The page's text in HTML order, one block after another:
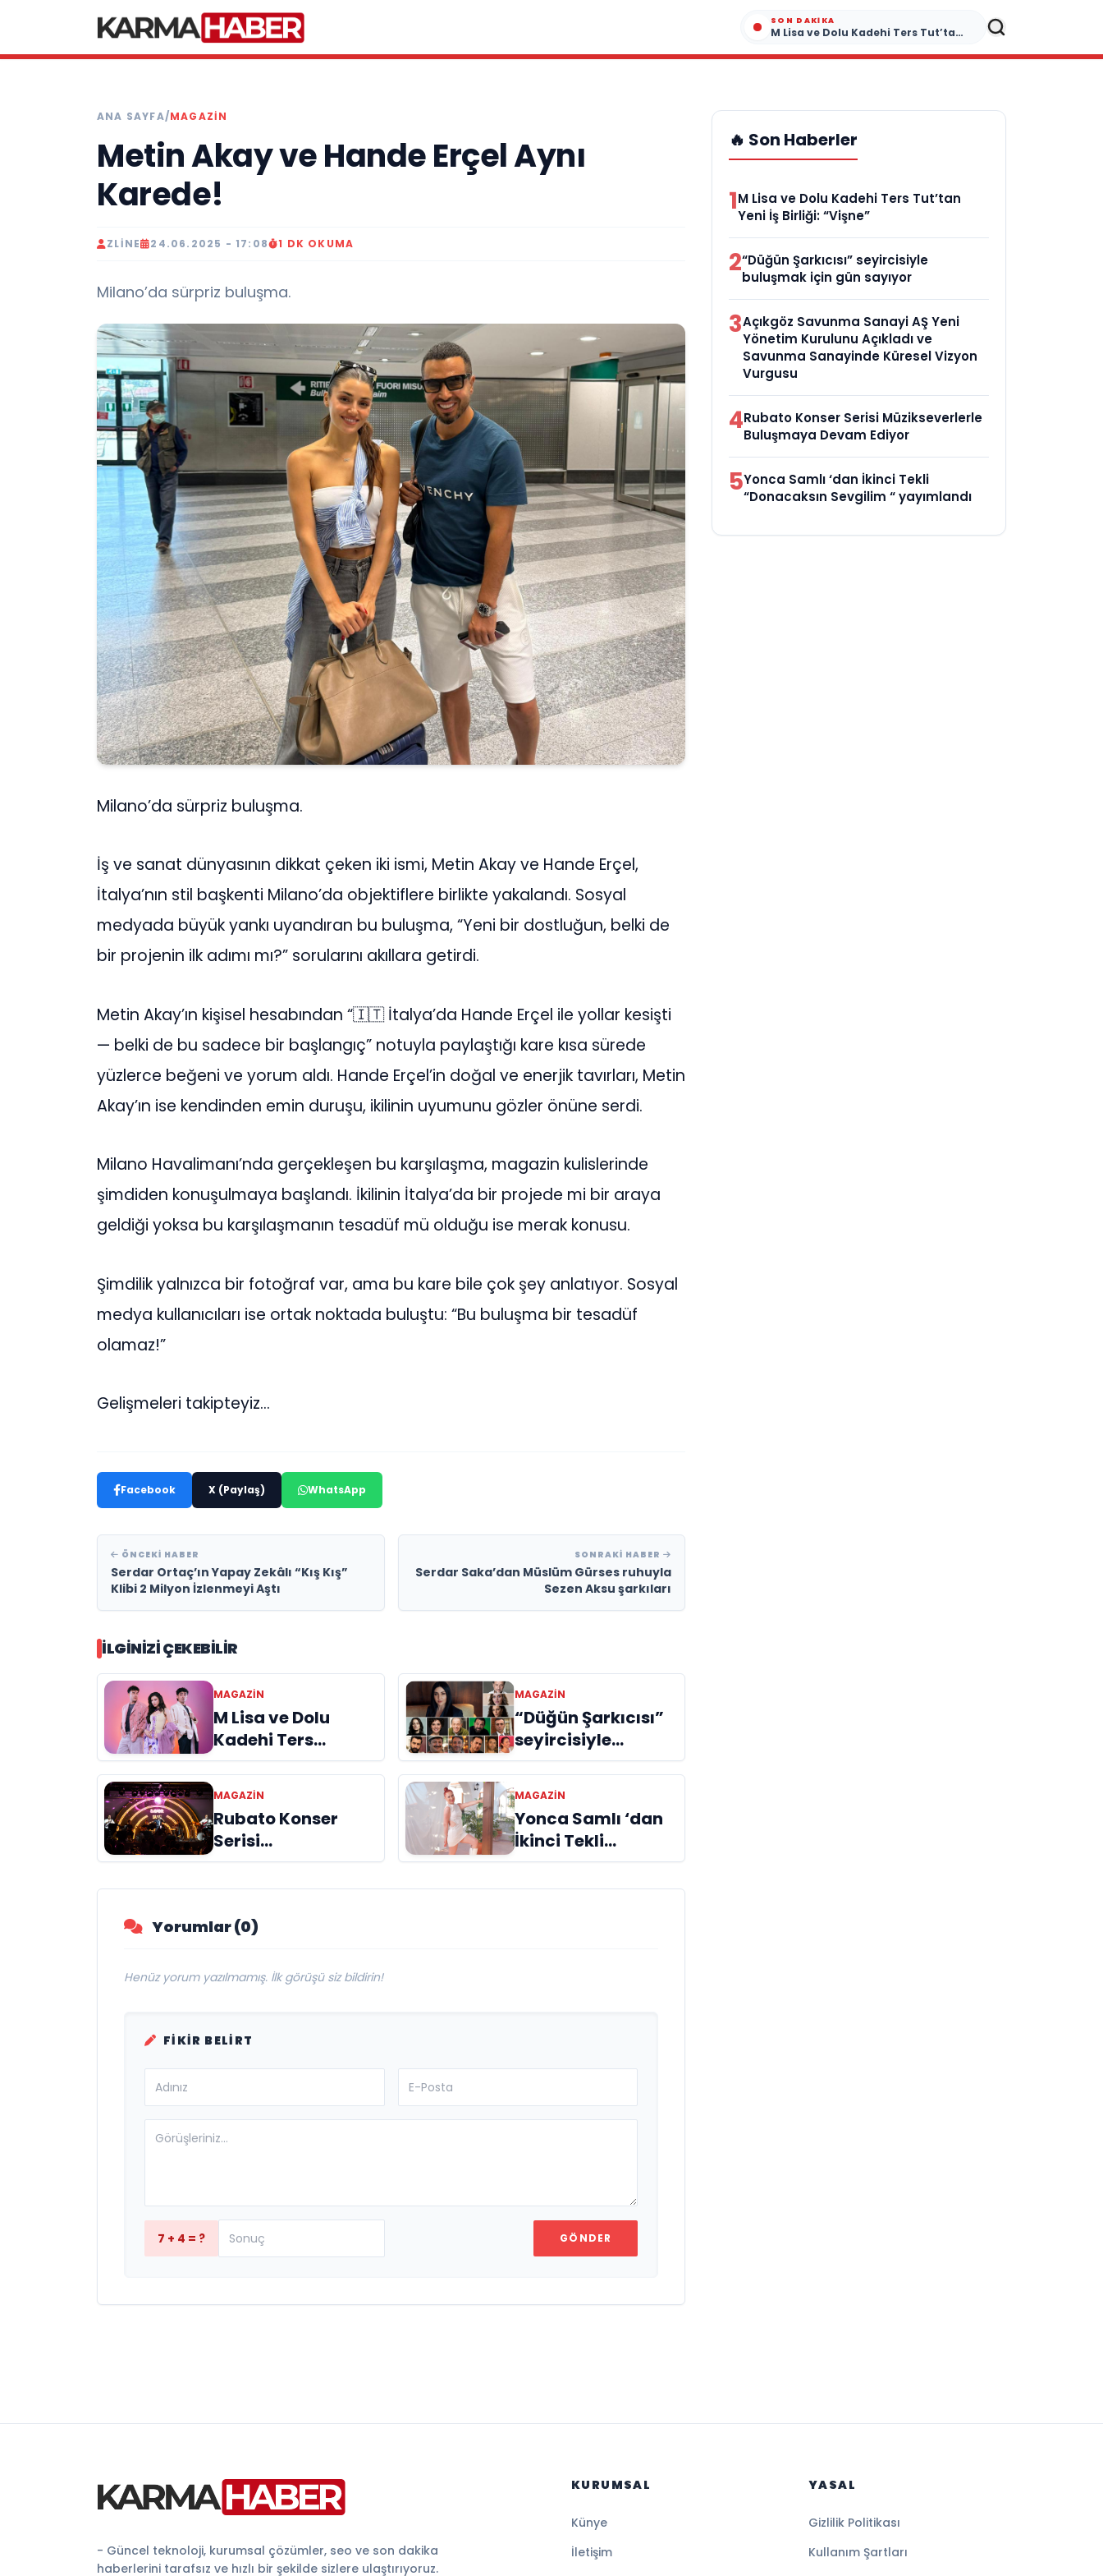
SON DAKIKA
M Lisa ve Dolu Kadehi Ters Tut’tan Yeni İş Birliği: “Vişne”
ANA SAYFA/MAGAZIN
Metin Akay ve Hande Erçel Aynı
Karede!
ZLINE 24.06.2025 - 17:08 1 DK OKUMA
Milano’da sürpriz buluşma.
Milano’da sürpriz buluşma.
İş ve sanat dünyasının dikkat çeken iki ismi, Metin Akay ve Hande Erçel,
İtalya’nın stil başkenti Milano’da objektiflere birlikte yakalandı. Sosyal
medyada büyük yankı uyandıran bu buluşma, “Yeni bir dostluğun, belki de
bir projenin ilk adımı mı?” sorularını akıllara getirdi.
Metin Akay’ın kişisel hesabından “🇮🇹 İtalya’da Hande Erçel ile yollar kesişti
— belki de bu sadece bir başlangıç” notuyla paylaştığı kare kısa sürede
yüzlerce beğeni ve yorum aldı. Hande Erçel’in doğal ve enerjik tavırları, Metin
Akay’ın ise kendinden emin duruşu, ikilinin uyumunu gözler önüne serdi.
Milano Havalimanı’nda gerçekleşen bu karşılaşma, magazin kulislerinde
şimdiden konuşulmaya başlandı. İkilinin İtalya’da bir projede mi bir araya
geldiği yoksa bu karşılaşmanın tesadüf mü olduğu ise merak konusu.
Şimdilik yalnızca bir fotoğraf var, ama bu kare bile çok şey anlatıyor. Sosyal
medya kullanıcıları ise ortak noktada buluştu: “Bu buluşma bir tesadüf
olamaz!”
Gelişmeleri takipteyiz…
Facebook X (Paylaş) WhatsApp
ÖNCEKI HABER
Serdar Ortaç’ın Yapay Zekâlı “Kış Kış”
Klibi 2 Milyon İzlenmeyi Aştı
SONRAKI HABER
Serdar Saka’dan Müslüm Gürses ruhuyla
Sezen Aksu şarkıları
İLGINIZI ÇEKEBILIR
MAGAZIN
M Lisa ve Dolu
Kadehi Ters
Tut’tan Yeni İş
Birliği: “Vişne”
MAGAZIN
“Düğün Şarkıcısı”
seyircisiyle
buluşmak için gün
sayıyor
MAGAZIN
Rubato Konser
Serisi
Müzikseverlerle
Buluşmaya Devam
MAGAZIN
Yonca Samlı ‘dan
İkinci Tekli
“Donacaksın
Sevgilim “
Yorumlar (0)
Henüz yorum yazılmamış. İlk görüşü siz bildirin!
FIKIR BELIRT
7 + 4 = ? GÖNDER
🔥 Son Haberler
1M Lisa ve Dolu Kadehi Ters Tut’tan
Yeni İş Birliği: “Vişne”
2“Düğün Şarkıcısı” seyircisiyle
buluşmak için gün sayıyor
3Açıkgöz Savunma Sanayi AŞ Yeni
Yönetim Kurulunu Açıkladı ve
Savunma Sanayinde Küresel Vizyon
Vurgusu
4Rubato Konser Serisi Müzikseverlerle
Buluşmaya Devam Ediyor
5Yonca Samlı ‘dan İkinci Tekli
“Donacaksın Sevgilim “ yayımlandı
- Güncel teknoloji, kurumsal çözümler, seo ve son dakika
haberlerini tarafsız ve hızlı bir şekilde sizlere ulaştırıyoruz.
KURUMSAL
Künye
İletişim
YASAL
Gizlilik Politikası
Kullanım Şartları